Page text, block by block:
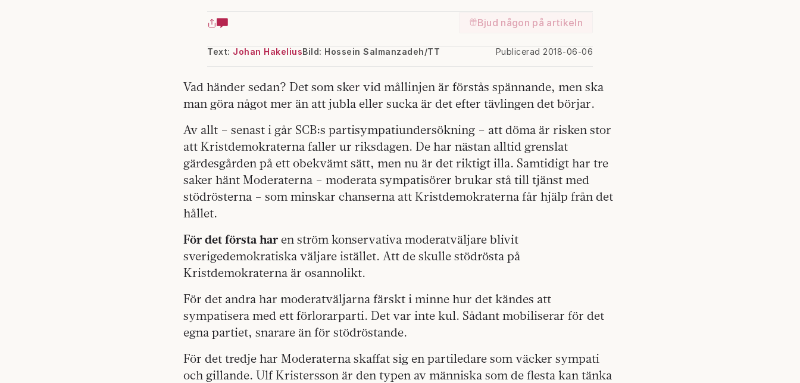
Bjud någon på artikeln
Text: Johan Hakelius Publicerad 2018-06-06
Bild: Hossein Salmanzadeh/TT
Vad händer sedan? Det som sker vid mållinjen är förstås spännande, men ska
man göra något mer än att jubla eller sucka är det efter tävlingen det börjar.
Av allt – senast i går SCB:s partisympatiundersökning – att döma är risken stor
att Kristdemokraterna faller ur riksdagen. De har nästan alltid grenslat
gärdesgården på ett obekvämt sätt, men nu är det riktigt illa. Samtidigt har tre
saker hänt Moderaterna – moderata sympatisörer brukar stå till tjänst med
stödrösterna – som minskar chanserna att Kristdemokraterna får hjälp från det
hållet.
För det första har en ström konservativa moderatväljare blivit
sverigedemokratiska väljare istället. Att de skulle stödrösta på
Kristdemokraterna är osannolikt.
För det andra har moderatväljarna färskt i minne hur det kändes att
sympatisera med ett förlorarparti. Det var inte kul. Sådant mobiliserar för det
egna partiet, snarare än för stödröstande.
För det tredje har Moderaterna skaffat sig en partiledare som väcker sympati
och gillande. Ulf Kristersson är den typen av människa som de flesta kan tänka